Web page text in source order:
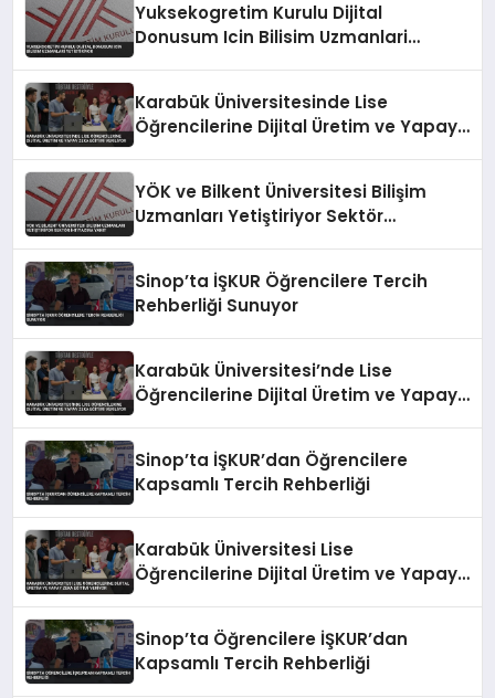
Yuksekogretim Kurulu Dijital
Donusum Icin Bilisim Uzmanlari
Karabük Üniversitesinde Lise
Öğrencilerine Dijital Üretim ve Yapay
YÖK ve Bilkent Üniversitesi Bilişim
Uzmanları Yetiştiriyor Sektör
Sinop’ta İŞKUR Öğrencilere Tercih
Rehberliği Sunuyor
Karabük Üniversitesi’nde Lise
Öğrencilerine Dijital Üretim ve Yapay
Sinop’ta İŞKUR’dan Öğrencilere
Kapsamlı Tercih Rehberliği
Karabük Üniversitesi Lise
Öğrencilerine Dijital Üretim ve Yapay
Sinop’ta Öğrencilere İŞKUR’dan
Kapsamlı Tercih Rehberliği